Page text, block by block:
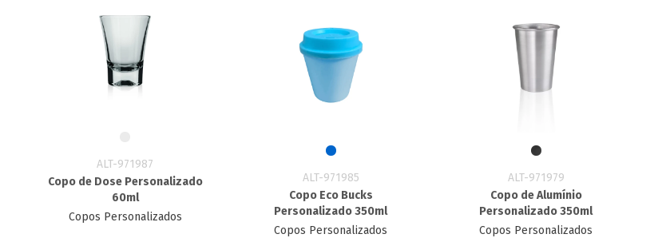
ALT-971987
Copo de Dose Personalizado
60ml
Copos Personalizados
ALT-971985
Copo Eco Bucks
Personalizado 350ml
Copos Personalizados
ALT-971979
Copo de Alumínio
Personalizado 350ml
Copos Personalizados